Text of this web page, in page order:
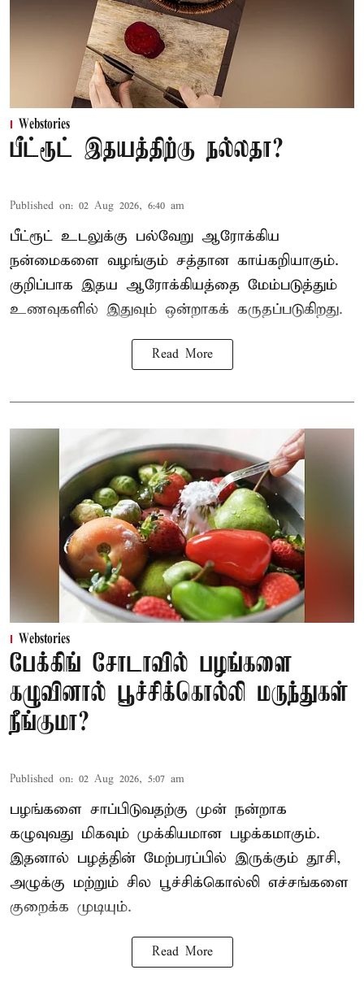
Webstories
பீட்ரூட் இதயத்திற்கு நல்லதா?
Published on: 02 Aug 2026, 6:40 am
பீட்ரூட் உடலுக்கு பல்வேறு ஆரோக்கிய
நன்மைகளை வழங்கும் சத்தான காய்கறியாகும்.
குறிப்பாக இதய ஆரோக்கியத்தை மேம்படுத்தும்
உணவுகளில் இதுவும் ஒன்றாகக் கருதப்படுகிறது.
Read More
Webstories
பேக்கிங் சோடாவில் பழங்களை
கழுவினால் பூச்சிக்கொல்லி மருந்துகள்
நீங்குமா?
Published on: 02 Aug 2026, 5:07 am
பழங்களை சாப்பிடுவதற்கு முன் நன்றாக
கழுவுவது மிகவும் முக்கியமான பழக்கமாகும்.
இதனால் பழத்தின் மேற்பரப்பில் இருக்கும் தூசி,
அழுக்கு மற்றும் சில பூச்சிக்கொல்லி எச்சங்களை
குறைக்க முடியும்.
Read More